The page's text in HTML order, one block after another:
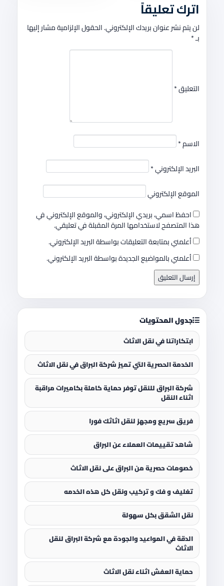
اترك تعليقاً
لن يتم نشر عنوان بريدك الإلكتروني.الحقول الإلزامية مشار إليها
بـ*
التعليق*
الاسم*
البريد الإلكتروني*
الموقع الإلكتروني
احفظ اسمي، بريدي الإلكتروني، والموقع الإلكتروني في
هذا المتصفح لاستخدامها المرة المقبلة في تعليقي.
أعلمني بمتابعة التعليقات بواسطة البريد الإلكتروني.
أعلمني بالمواضيع الجديدة بواسطة البريد الإلكتروني.
جدول المحتويات
ابتكاراتنا في نقل الاثاث
الخدمة الحصرية التي تميز شركة البراق في نقل الاثاث
شركة البراق للنقل توفر حماية كاملة بكاميرات مراقبة
اثناء النقل
فريق سريع ومجهز لنقل اثاثك فورا
شاهد تقييمات العملاء عن البراق
خصومات حصرية من البراق على نقل الاثاث
تغليف و فك و تركيب ونقل كل هذه الخدمه
نقل الشقق بكل سهولة
الدقة في المواعيد والجودة مع شركة البراق لنقل
الاثاث
حماية العفش اثناء نقل الاثاث